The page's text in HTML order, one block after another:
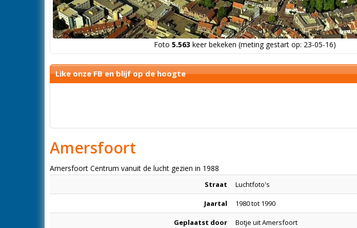
Foto 5.563 keer bekeken (meting gestart op: 23-05-16)
Like onze FB en blijf op de hoogte
Amersfoort
Amersfoort Centrum vanuit de lucht gezien in 1988
Straat Luchtfoto's
Jaartal 1980 tot 1990
Geplaatst door Botje uit Amersfoort